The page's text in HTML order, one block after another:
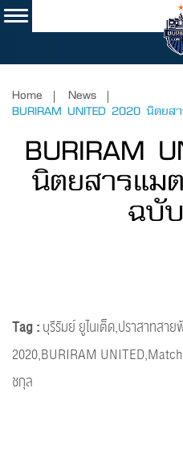
Home
News
BURIRAM UNITED 2020 นิตย
BURIRAM
นิตยสารแม
ฉบั
Tag :บุรีรัมย์ ยูไนเต็ด,ปราสาทสา
2020,BURIRAM
ชกุล